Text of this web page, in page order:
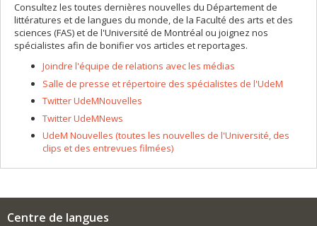
Consultez les toutes dernières nouvelles du Département de
littératures et de langues du monde, de la Faculté des arts et des
sciences (FAS) et de l'Université de Montréal ou joignez nos
spécialistes afin de bonifier vos articles et reportages.
Joindre l'équipe de relations avec les médias
Salle de presse et répertoire des spécialistes de l'UdeM
Twitter UdeMNouvelles
Twitter UdeMNews
UdeM Nouvelles (toutes les nouvelles de l'Université, des
clips et des entrevues filmées)
Centre de langues